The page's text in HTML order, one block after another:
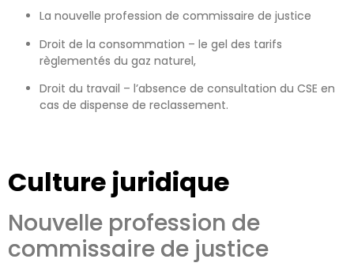
La nouvelle profession de commissaire de justice
Droit de la consommation – le gel des tarifs
règlementés du gaz naturel,
Droit du travail – l’absence de consultation du CSE en
cas de dispense de reclassement.
Culture juridique
Nouvelle profession de
commissaire de justice